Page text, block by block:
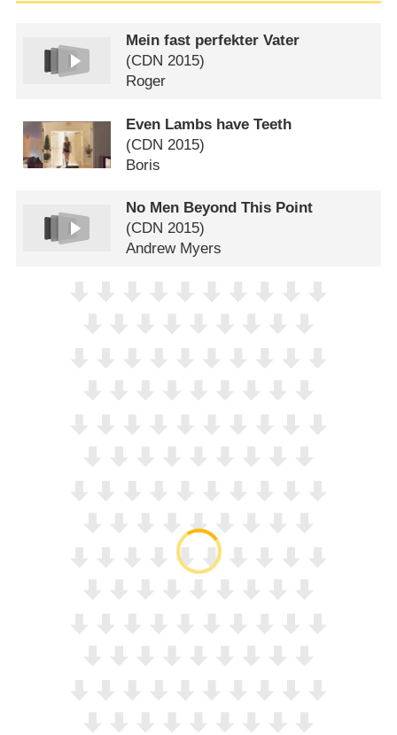
Mein fast perfekter Vater
(CDN 2015)
Roger
Even Lambs have Teeth
(CDN 2015)
Boris
No Men Beyond This Point
(CDN 2015)
Andrew Myers